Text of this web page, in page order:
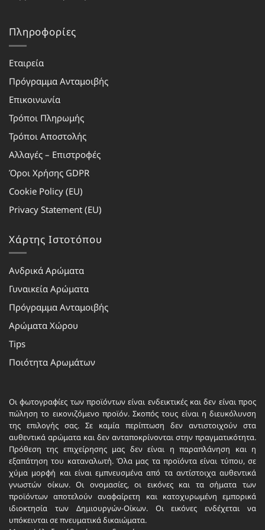
Πληροφορίες
Εταιρεία
Πρόγραμμα Ανταμοιβής
Επικοινωνία
Τρόποι Πληρωμής
Τρόποι Αποστολής
Αλλαγές – Επιστροφές
Όροι Χρήσης GDPR
Cookie Policy (EU)
Privacy Statement (EU)
Χάρτης Ιστοτόπου
Ανδρικά Αρώματα
Γυναικεία Αρώματα
Πρόγραμμα Ανταμοιβής
Αρώματα Χώρου
Tips
Ποιότητα Αρωμάτων
Οι φωτογραφίες των προϊόντων είναι ενδεικτικές και δεν είναι προς
πώληση το εικονιζόμενο προϊόν. Σκοπός τους είναι η διευκόλυνση
της επιλογής σας. Σε καμία περίπτωση δεν αντιστοιχούν στα
αυθεντικά αρώματα και δεν ανταποκρίνονται στην πραγματικότητα.
Πρόθεση της επιχείρησης μας δεν είναι η παραπλάνηση και η
εξαπάτηση του καταναλωτή. Όλα μας τα προϊόντα είναι τύπου, σε
χύμα μορφή και είναι εμπνευσμένα από τα αντίστοιχα αυθεντικά
γνωστών οίκων. Οι ονομασίες, οι εικόνες και τα σήματα των
προϊόντων αποτελούν αναφαίρετη και κατοχυρωμένη εμπορικά
ιδιοκτησία των Δημιουργών-Οίκων. Οι εικόνες ενδέχεται να
υπόκεινται σε πνευματικά δικαιώματα.